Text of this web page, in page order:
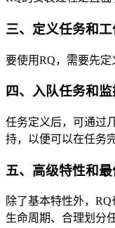
三、定义任务和
要使用RQ，需要先
四、入队任务和
任务定义后，可通过
持，以便可以在任务
五、高级特性和
除了基本特性外，
生命周期、合理划分